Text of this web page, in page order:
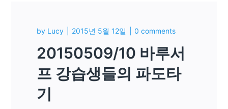
by Lucy 2015년 5월 12일 0 comments
20150509/10 바루서
프 강습생들의 파도타
기